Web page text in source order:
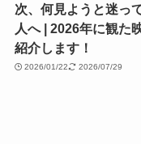
次、何見ようと迷っ
人へ | 2026年に観た
紹介します！
2026/01/22 2026/07/29